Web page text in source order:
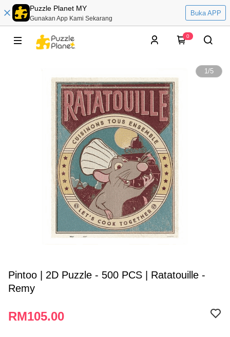
Puzzle Planet MY
Gunakan App Kami Sekarang
Buka APP
0
1/5
Pintoo | 2D Puzzle - 500 PCS | Ratatouille -
Remy
RM105.00